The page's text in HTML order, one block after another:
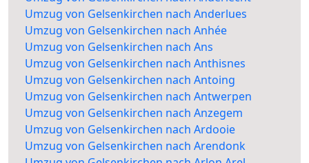
Umzug von Gelsenkirchen nach Anderlues
Umzug von Gelsenkirchen nach Anhée
Umzug von Gelsenkirchen nach Ans
Umzug von Gelsenkirchen nach Anthisnes
Umzug von Gelsenkirchen nach Antoing
Umzug von Gelsenkirchen nach Antwerpen
Umzug von Gelsenkirchen nach Anzegem
Umzug von Gelsenkirchen nach Ardooie
Umzug von Gelsenkirchen nach Arendonk